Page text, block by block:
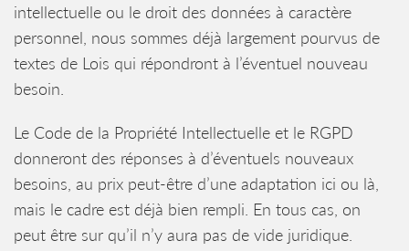
intellectuelle ou le droit des données à caractère
personnel, nous sommes déjà largement pourvus de
textes de Lois qui répondront à l’éventuel nouveau
besoin.
Le Code de la Propriété Intellectuelle et le RGPD
donneront des réponses à d’éventuels nouveaux
besoins, au prix peut-être d’une adaptation ici ou là,
mais le cadre est déjà bien rempli. En tous cas, on
peut être sur qu’il n’y aura pas de vide juridique.